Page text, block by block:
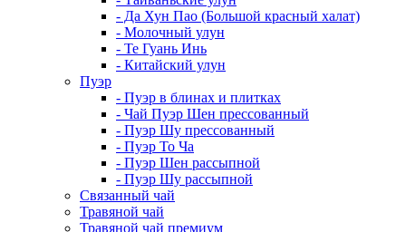
- Да Хун Пао (Большой красный халат)
- Молочный улун
- Те Гуань Инь
- Китайский улун
Пуэр
- Пуэр в блинах и плитках
- Чай Пуэр Шен прессованный
- Пуэр Шу прессованный
- Пуэр То Ча
- Пуэр Шен рассыпной
- Пуэр Шу рассыпной
Связанный чай
Травяной чай
Травяной чай премиум